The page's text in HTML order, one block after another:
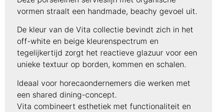
vormen straalt een handmade, beachy gevoel uit.
De kleur van de Vita collectie bevindt zich in het
off-white en beige kleurenspectrum en
tegelijkertijd zorgt het reactieve glazuur voor een
unieke textuur op borden, kommen en schalen.
Ideaal voor horecaondernemers die werken met
een shared dining-concept.
Vita combineert esthetiek met functionaliteit en